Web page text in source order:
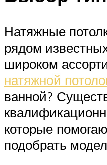
Натяжные
рядом
широком
натяжной
ванной?
которые
подобрать